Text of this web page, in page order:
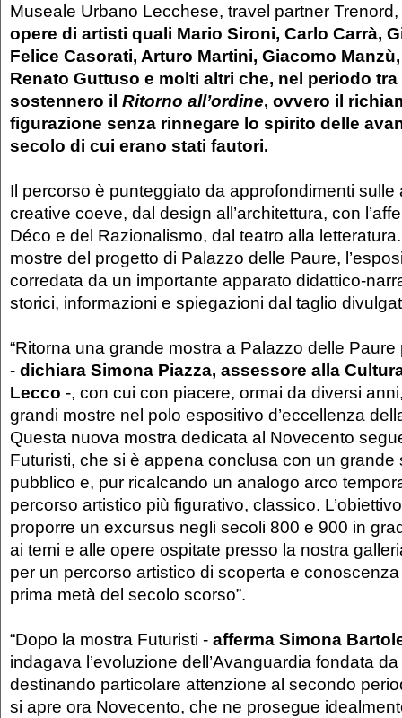
Museale Urbano Lecchese, travel partner Trenord,
opere di artisti quali Mario Sironi, Carlo Carrà,
Felice Casorati, Arturo Martini, Giacomo
Renato Guttuso e molti altri che, nel periodo
sostennero il Ritorno all’ordine, ovvero il
figurazione senza rinnegare lo spirito delle
secolo di cui erano stati fautori.
Il percorso è punteggiato da approfondimenti sulle
creative coeve, dal design all’architettura, con
Déco e del Razionalismo, dal teatro alla
mostre del progetto di Palazzo delle Paure,
corredata da un importante apparato didattico-
storici, informazioni e spiegazioni dal taglio
“Ritorna una grande mostra a Palazzo delle
- dichiara Simona Piazza, assessore alla
Lecco -, con cui con piacere, ormai da diversi
grandi mostre nel polo espositivo d’eccellenza
Questa nuova mostra dedicata al Novecento
Futuristi, che si è appena conclusa con un grande
pubblico e, pur ricalcando un analogo arco
percorso artistico più figurativo, classico.
proporre un excursus negli secoli 800 e 900 in
ai temi e alle opere ospitate presso la nostra
per un percorso artistico di scoperta e
prima metà del secolo scorso”.
“Dopo la mostra Futuristi - afferma Simona
indagava l’evoluzione dell’Avanguardia fondata
destinando particolare attenzione al secondo
si apre ora Novecento, che ne prosegue